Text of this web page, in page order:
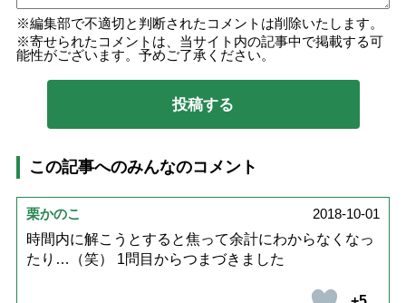
編集部で不適切と判断されたコメントは削除いたします。
寄せられたコメントは、当サイト内の記事中で掲載する可
能性がございます。予めご了承ください。
この記事へのみんなのコメント
栗かのこ
2018-10-01
時間内に解こうとすると焦って余計にわからなくなっ
たり…（笑） 1問目からつまづきました